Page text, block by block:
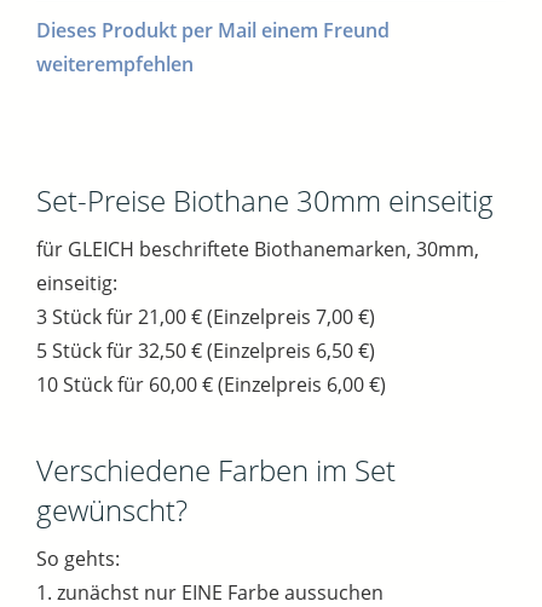
Dieses Produkt per Mail einem Freund
weiterempfehlen
Set-Preise Biothane 30mm einseitig
für GLEICH beschriftete Biothanemarken, 30mm,
einseitig:
3 Stück für 21,00 € (Einzelpreis 7,00 €)
5 Stück für 32,50 € (Einzelpreis 6,50 €)
10 Stück für 60,00 € (Einzelpreis 6,00 €)
Verschiedene Farben im Set
gewünscht?
So gehts:
1. zunächst nur EINE Farbe aussuchen